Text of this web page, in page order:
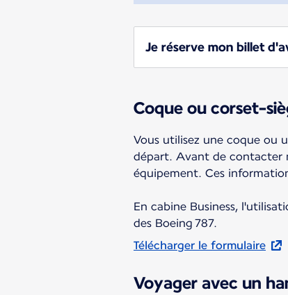
Je réserve mon billet
Coque ou corset-
Vous utilisez une coque ou
départ. Avant de contacter
équipement. Ces
En cabine Business,
des Boeing 787.
Télécharger le formulaire
Voyager avec un